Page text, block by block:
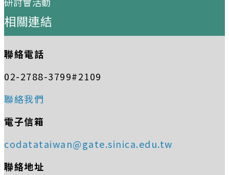
相關連結
聯絡電話
02-2788-3799#2109
聯絡我們
電子信箱
codatataiwan@gate.sinica.edu.tw
聯絡地址